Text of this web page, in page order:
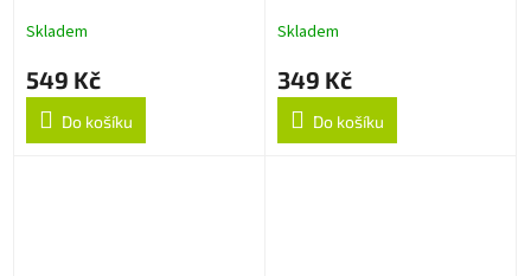
Skladem
549 Kč
Do košíku
Skladem
349 Kč
Do košíku